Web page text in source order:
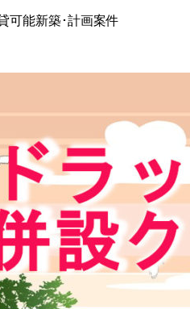
可能新築･計画案件